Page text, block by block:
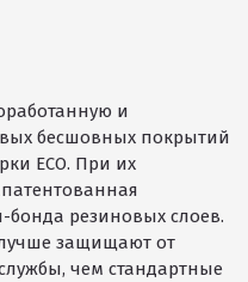
и
бесшовных покрытий
ECO. При их
бонда резиновых слоев.
защищают от
чем стандартные